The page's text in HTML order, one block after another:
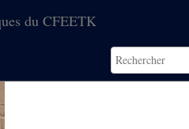
du CFEETK